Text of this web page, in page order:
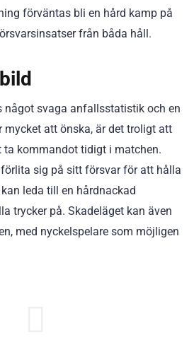
förväntas bli en hård kamp på
från båda håll.
något svaga anfallsstatistik och en
att önska, är det troligt att
ta kommandot tidigt i matchen.
sig på sitt försvar för att hålla
leda till en hårdnackad
trycker på. Skadeläget kan även
med nyckelspelare som möjligen